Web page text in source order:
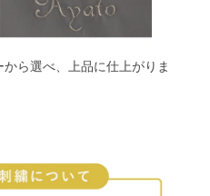
ら選べ、上品に仕上がりま